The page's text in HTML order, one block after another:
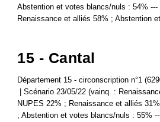
Abstention et votes blancs/nuls : 54%
Renaissance et alliés 58% ; Abstention
15 - Cantal
Département 15 - circonscription n°1
| Scénario 23/05/22 (vainq. :
NUPES 22% ; Renaissance et alliés
; Abstention et votes blancs/nuls : 55%